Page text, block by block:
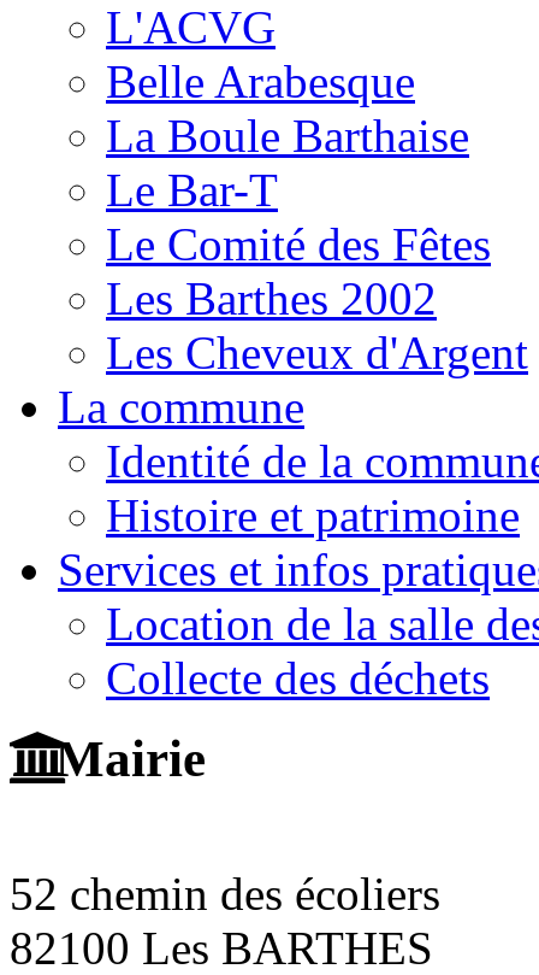
L'ACVG
Belle Arabesque
La Boule Barthaise
Le Bar-T
Le Comité des Fêtes
Les Barthes 2002
Les Cheveux d'Argent
La commune
Identité de la
Histoire et patrimoine
Services et infos
Location de la salle
Collecte des déchets
Mairie
52 chemin des écoliers
82100 Les BARTHES